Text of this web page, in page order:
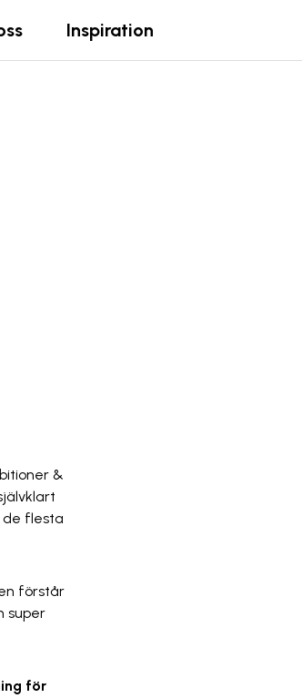
Inspiration
&
de flesta
förstår
super
för